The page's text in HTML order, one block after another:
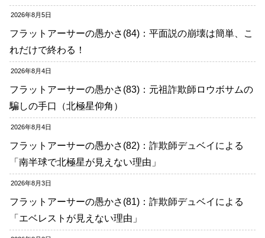
2026年8月5日
フラットアーサーの愚かさ(84)：平面説の崩壊は簡単、こ
れだけで終わる！
2026年8月4日
フラットアーサーの愚かさ(83)：元祖詐欺師ロウボサムの
騙しの手口（北極星仰角）
2026年8月4日
フラットアーサーの愚かさ(82)：詐欺師デュベイによる
「南半球で北極星が見えない理由」
2026年8月3日
フラットアーサーの愚かさ(81)：詐欺師デュベイによる
「エベレストが見えない理由」